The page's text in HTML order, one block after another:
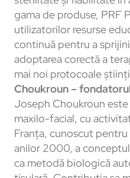
gama de produse, PRF
utilizatorilor resurse
continuă pentru a
adoptarea corectă a
mai noi protocoale
Choukroun –
Joseph Choukroun
maxilo-facial, cu
Franța, cunoscut
anilor 2000, a
ca metodă biologică